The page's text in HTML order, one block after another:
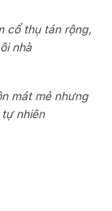
cổ thụ tán rộng,
nhà
mát mẻ nhưng
nhiên